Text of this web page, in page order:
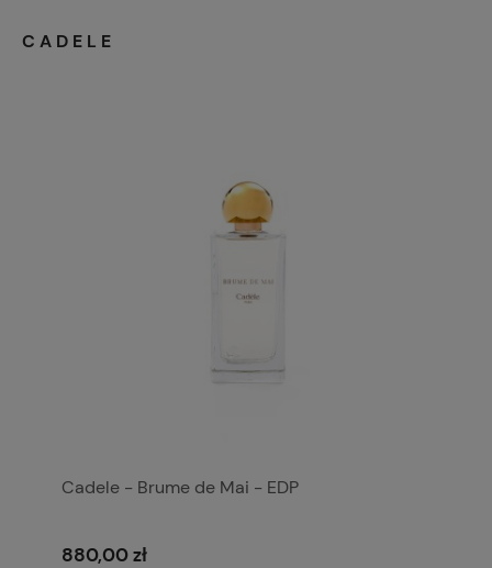
CADELE
Cadele - Brume de Mai - EDP
880,00 zł